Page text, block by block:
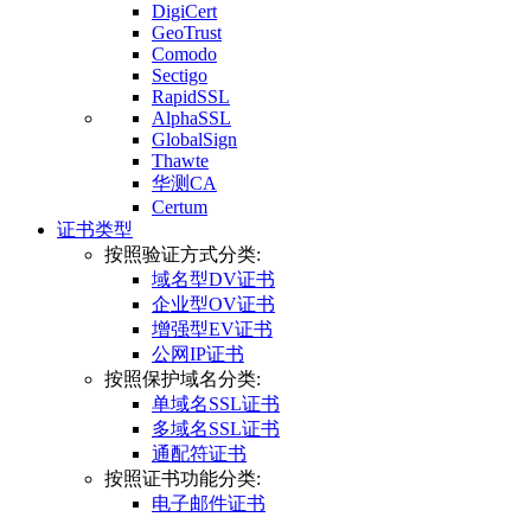
DigiCert
GeoTrust
Comodo
Sectigo
RapidSSL
AlphaSSL
GlobalSign
Thawte
华测CA
Certum
证书类型
按照验证方式分类:
域名型DV证书
企业型OV证书
增强型EV证书
公网IP证书
按照保护域名分类:
单域名SSL证书
多域名SSL证书
通配符证书
按照证书功能分类:
电子邮件证书